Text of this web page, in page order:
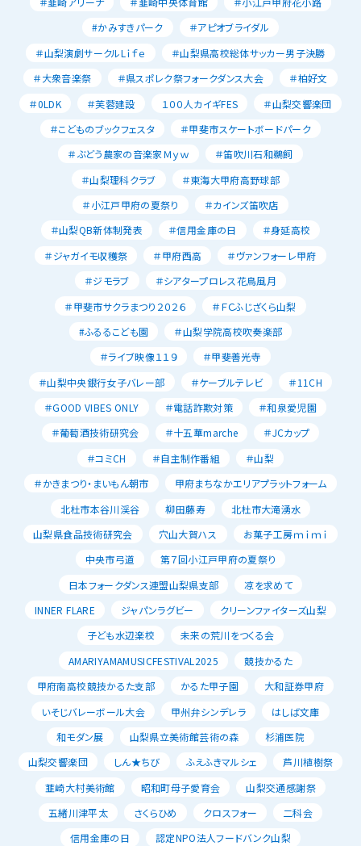
#かみすきパーク
＃アピオブライダル
＃山梨演劇サークルLｉｆｅ
＃山梨県高校総体サッカー男子決勝
＃大衆音楽祭
＃県スポレク祭フォークダンス大会
＃柏好文
＃0LDK
＃芙蓉建設 １００人カイギFES
＃山梨交響楽団
＃こどものブックフェスタ
＃甲斐市スケートボードパーク
＃ぶどう農家の音楽家Ｍｙｗ
＃笛吹川石和鵜飼
＃山梨理科クラブ
＃東海大甲府高野球部
＃小江戸甲府の夏祭り
＃カインズ笛吹店
＃山梨QB新体制発表
＃信用金庫の日
＃身延高校
＃ジャガイモ収穫祭
＃甲府西高
＃ヴァンフォーレ甲府
＃ジモラブ
＃シアタープロレス花鳥風月
＃甲斐市サクラまつり２０２６
＃ＦＣふじざくら山梨
#ふるるこども園
＃山梨学院高校吹奏楽部
＃ライブ映像１１９
＃甲斐善光寺
＃山梨中央銀行女子バレー部
＃ケーブルテレビ
＃11CH
＃GOOD VIBES ONLY
＃電話詐欺対策
＃和泉愛児園
＃葡萄酒技術研究会
＃十五華marche
＃JCカップ
＃コミCH
＃自主制作番組
＃山梨
＃かきまつり・まいもん朝市
甲府まちなかエリアプラットフォーム
北杜市本谷川渓谷
柳田藤寿
北杜市大滝湧水
山梨県食品技術研究会
穴山大賀ハス
お菓子工房ｍｉｍｉ
中央市弓道
第７回小江戸甲府の夏祭り
日本フォークダンス連盟山梨県支部
凉を求めて
INNER FLARE
ジャパンラグビー
クリーンファイターズ山梨
子ども水辺楽校
未来の荒川をつくる会
AMARIYAMAMUSICFESTIVAL2025
競技かるた
甲府南高校競技かるた支部
かるた甲子園
大和証券甲府
いそじバレーボール大会
甲州弁シンデレラ
はしば文庫
和モダン展
山梨県立美術館芸術の森
杉浦医院
山梨交響楽団
しん★ちび ふえふきマルシェ
芦川植樹祭
韮崎大村美術館
昭和町母子愛育会
山梨交通感謝祭
五緒川津平太
さくらひめ クロスフォー
二科会
信用金庫の日
認定NPO法人フードバンク山梨